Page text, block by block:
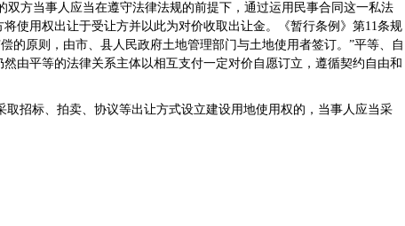
双方当事人应当在遵守法律法规的前提下，通过运用民事合同这一私法
使用权出让于受让方并以此为对价收取出让金。《暂行条例》第11条规
的原则，由市、县人民政府土地管理部门与土地使用者签订。”平等、自
由平等的法律关系主体以相互支付一定对价自愿订立，遵循契约自由和
取招标、拍卖、协议等出让方式设立建设用地使用权的，当事人应当采